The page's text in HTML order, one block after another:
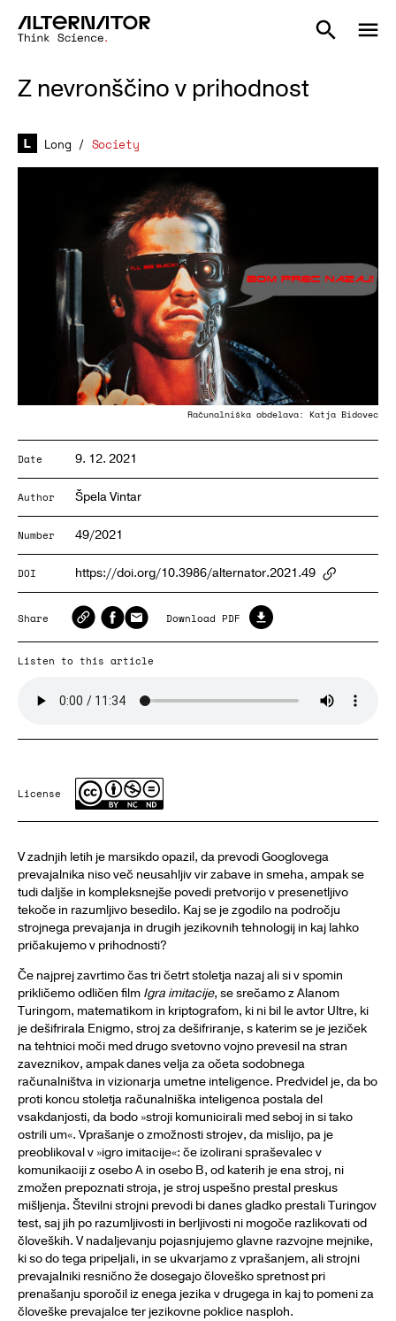
Z nevronščino v prihodnost
Long / Society
Računalniška obdelava: Katja Bidovec
Date 9. 12. 2021
Author Špela Vintar
Number 49/2021
DOI https://doi.org/10.3986/alternator.2021.49
Share Download PDF
Listen to this article
License
V zadnjih letih je marsikdo opazil, da prevodi Googlovega
prevajalnika niso več neusahljiv vir zabave in smeha, ampak se
tudi daljše in kompleksnejše povedi pretvorijo v presenetljivo
tekoče in razumljivo besedilo. Kaj se je zgodilo na področju
strojnega prevajanja in drugih jezikovnih tehnologij in kaj lahko
pričakujemo v prihodnosti?
Če najprej zavrtimo čas tri četrt stoletja nazaj ali si v spomin
prikličemo odličen film Igra imitacije, se srečamo z Alanom
Turingom, matematikom in kriptografom, ki ni bil le avtor Ultre, ki
je dešifrirala Enigmo, stroj za dešifriranje, s katerim se je jeziček
na tehtnici moči med drugo svetovno vojno prevesil na stran
zaveznikov, ampak danes velja za očeta sodobnega
računalništva in vizionarja umetne inteligence. Predvidel je, da bo
proti koncu stoletja računalniška inteligenca postala del
vsakdanjosti, da bodo »stroji komunicirali med seboj in si tako
ostrili um«. Vprašanje o zmožnosti strojev, da mislijo, pa je
preoblikoval v »igro imitacije«: če izolirani spraševalec v
komunikaciji z osebo A in osebo B, od katerih je ena stroj, ni
zmožen prepoznati stroja, je stroj uspešno prestal preskus
mišljenja. Številni strojni prevodi bi danes gladko prestali Turingov
test, saj jih po razumljivosti in berljivosti ni mogoče razlikovati od
človeških. V nadaljevanju pojasnjujemo glavne razvojne mejnike,
ki so do tega pripeljali, in se ukvarjamo z vprašanjem, ali strojni
prevajalniki resnično že dosegajo človeško spretnost pri
prenašanju sporočil iz enega jezika v drugega in kaj to pomeni za
človeške prevajalce ter jezikovne poklice nasploh.